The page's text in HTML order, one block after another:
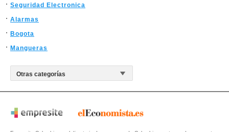
Seguridad Electronica
Alarmas
Bogota
Mangueras